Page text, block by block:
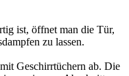
ist, öffnet man die Tür,
zu lassen.
Geschirrtüchern ab. Die